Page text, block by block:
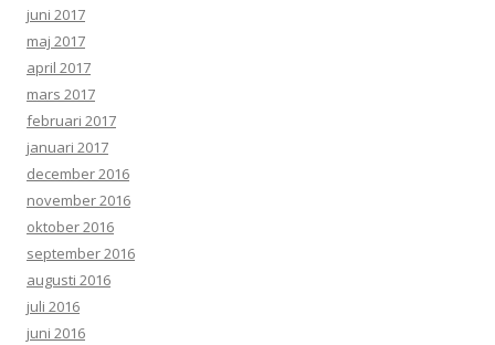
juni 2017
maj 2017
april 2017
mars 2017
februari 2017
januari 2017
december 2016
november 2016
oktober 2016
september 2016
augusti 2016
juli 2016
juni 2016